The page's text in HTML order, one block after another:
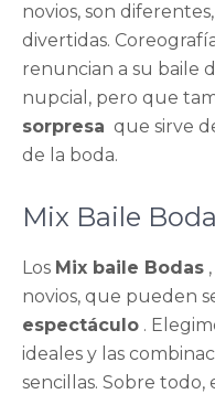
novios, son
divertidas.
renuncian a su baile
nupcial, pero que
sorpresa que sirve
de la boda.
Mix Baile Boda
Los Mix baile Bodas
novios, que pueden
espectáculo .
ideales y las
sencillas. Sobre